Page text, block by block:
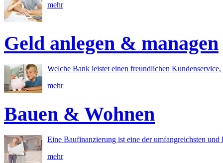
mehr
Geld anlegen & managen
Welche Bank leistet einen freundlichen
mehr
Bauen & Wohnen
Eine Baufinanzierung ist eine der umfangreichsten
mehr